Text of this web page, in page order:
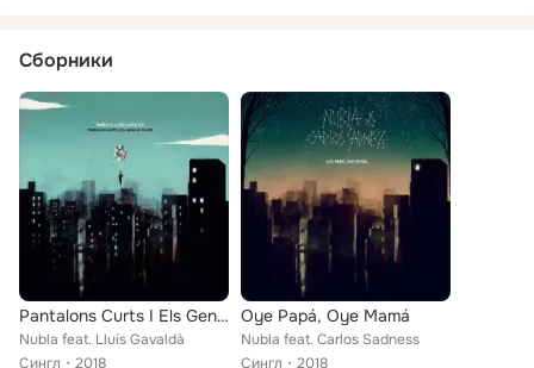
Сборники
Pantalons Curts I Els Genolls Pelats
Nubla feat. Lluís Gavaldà
Сингл
2018
Oye Papá, Oye Mamá
Nubla feat. Carlos Sadness
Сингл
2018